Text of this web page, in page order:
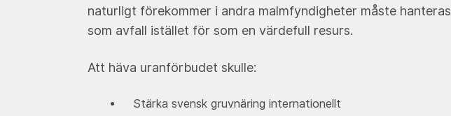
naturligt förekommer i andra malmfyndigheter måste hanteras
som avfall istället för som en värdefull resurs.
Att häva uranförbudet skulle:
Stärka svensk gruvnäring internationellt